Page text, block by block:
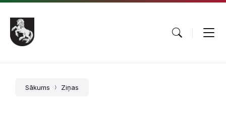
Pāriet
saturu
Skip
main
navigation
Skip
footer
Sākums Ziņas